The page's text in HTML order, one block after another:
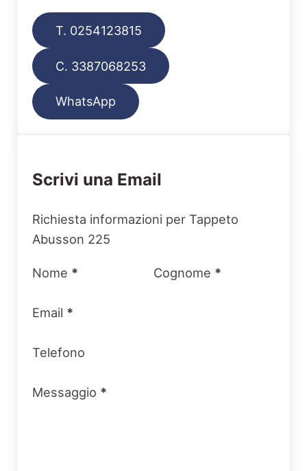
T. 0254123815
C. 3387068253
WhatsApp
Scrivi una Email
Section
Richiesta informazioni per Tappeto
Abusson 225
Nome * Cognome *
Email *
Telefono
Messaggio *